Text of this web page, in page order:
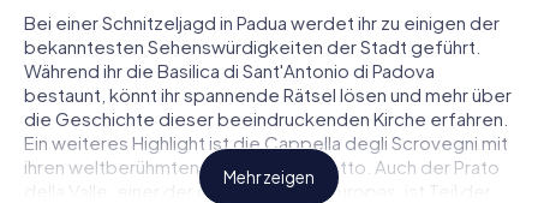
Bei einer Schnitzeljagd in Padua werdet ihr zu einigen der
bekanntesten Sehenswürdigkeiten der Stadt geführt.
Während ihr die Basilica di Sant'Antonio di Padova
bestaunt, könnt ihr spannende Rätsel lösen und mehr über
die Geschichte dieser beeindruckenden Kirche erfahren.
Ein weiteres Highlight ist die Cappella degli Scrovegni mit
ihren weltberühmten Fresken von Giotto. Auch der Prato
della Valle, einer der größten Plätze Europas, ist Teil der
Mehr zeigen